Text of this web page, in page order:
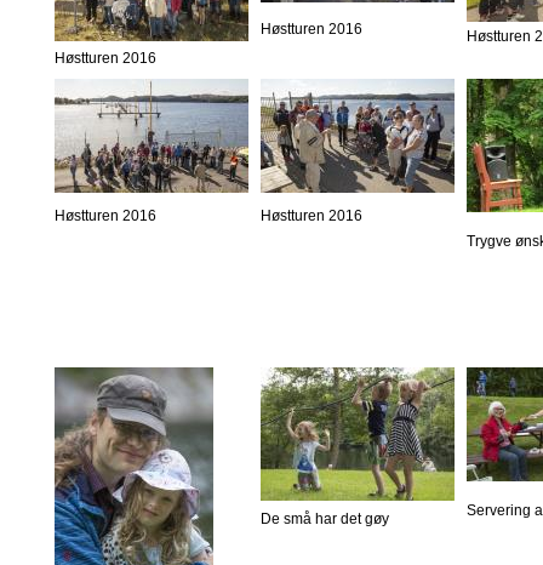
Høstturen 2016
Høstturen 2016 Høstturen
Høstturen 2016
Høstturen 2016
Trygve
De små har det gøy Servering